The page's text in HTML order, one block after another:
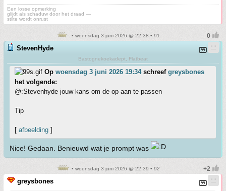
Een losse opmerking
glijdt als schaduw door het draad —
stilte wordt onrust
• woensdag 3 juni 2026 @ 22:38 • 91
StevenHyde
Bastognekoekadept, Flatbeat
Op woensdag 3 juni 2026 19:34schreef greysbones
het volgende:
@:Stevenhyde jouw kans om de op aan te passen
Tip
[ afbeelding ]
Nice! Gedaan. Benieuwd wat je prompt was
• woensdag 3 juni 2026 @ 22:39 • 92
greysbones